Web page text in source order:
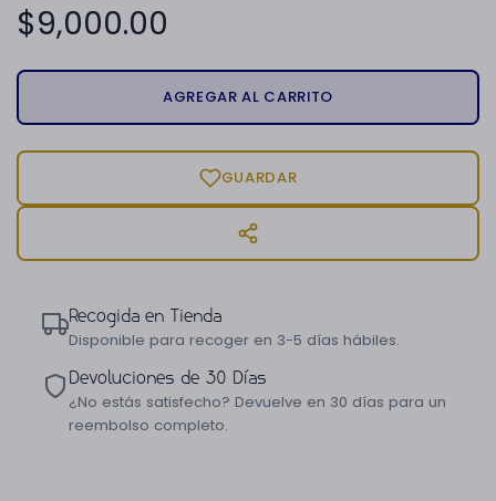
$9,000.00
AGREGAR AL CARRITO
GUARDAR
Recogida en Tienda
Disponible para recoger en 3-5 días hábiles.
Devoluciones de 30 Días
¿No estás satisfecho? Devuelve en 30 días para un
reembolso completo.